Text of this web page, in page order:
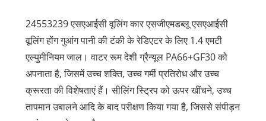
24553239 एसएआईसी वूलिंग कार एसजीएमडब्लू एसएआईसी
वूलिंग होंग गुआंग पानी की टंकी के रेडिएटर के लिए 1.4 एमटी
एल्युमीनियम जाल। वाटर रूम देशी ग्रैन्यूल PA66+GF30 को
अपनाता है, जिसमें उच्च शक्ति, उच्च गर्मी प्रतिरोध और उच्च
क्रूरता की विशेषताएं हैं। सीलिंग स्ट्रिप को ऊपर खींचने, उच्च
तापमान उबालने आदि के बाद परीक्षण किया गया है, जिससे संपीड़न